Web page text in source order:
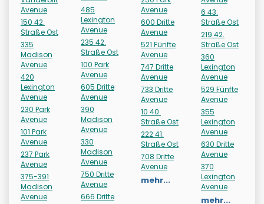
Avenue
150 42.
Straße Ost
335
Madison
Avenue
420
Lexington
Avenue
230 Park
Avenue
101 Park
Avenue
237 Park
Avenue
375-391
Madison
Avenue
485
Lexington
Avenue
235 42.
Straße Ost
100 Park
Avenue
605 Dritte
Avenue
390
Madison
Avenue
330
Madison
Avenue
750 Dritte
Avenue
666 Dritte
Avenue
600 Dritte
Avenue
521 Fünfte
Avenue
747 Dritte
Avenue
733 Dritte
Avenue
10 40.
Straße Ost
222 41.
Straße Ost
708 Dritte
Avenue
mehr...
6 43.
Straße Ost
219 42.
Straße Ost
360
Lexington
Avenue
529 Fünfte
Avenue
355
Lexington
Avenue
630 Dritte
Avenue
370
Lexington
Avenue
mehr...